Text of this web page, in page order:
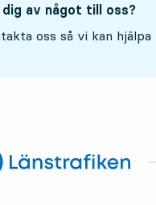
av något till oss?
oss så vi kan hjälpa